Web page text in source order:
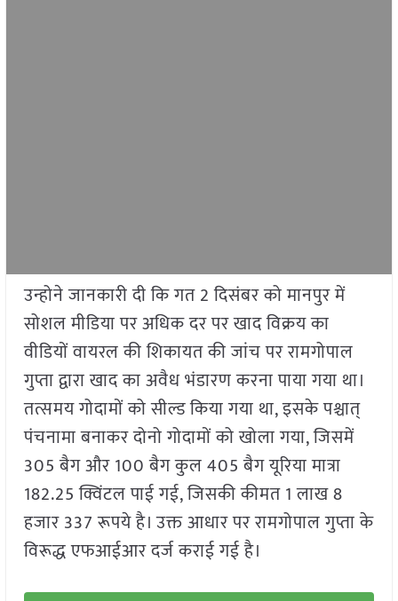
उन्होने जानकारी दी कि गत 2 दिसंबर को मानपुर में
सोशल मीडिया पर अधिक दर पर खाद विक्रय का
वीडियों वायरल की शिकायत की जांच पर रामगोपाल
गुप्ता द्वारा खाद का अवैध भंडारण करना पाया गया था।
तत्समय गोदामों को सील्ड किया गया था, इसके पश्चात्
पंचनामा बनाकर दोनो गोदामों को खोला गया, जिसमें
305 बैग और 100 बैग कुल 405 बैग यूरिया मात्रा
182.25 क्विंटल पाई गई, जिसकी कीमत 1 लाख 8
हजार 337 रूपये है। उक्त आधार पर रामगोपाल गुप्ता के
विरूद्ध एफआईआर दर्ज कराई गई है।